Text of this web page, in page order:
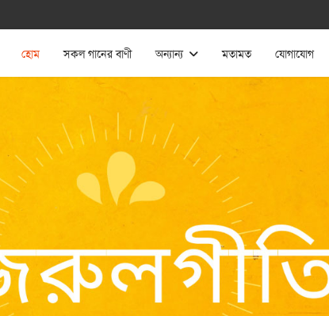
হোম সকল গানের বাণী অন্যান্য মতামত যোগাযোগ